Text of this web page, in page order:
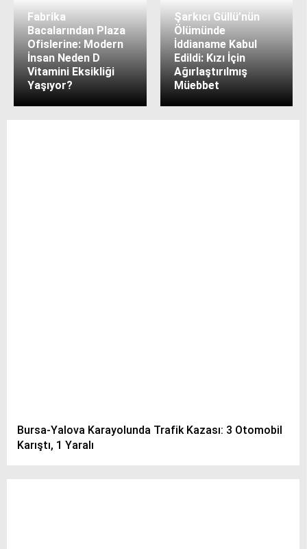
Fabrika
Bacalarından Plaza
Ofislerine: Modern
İnsan Neden D
Vitamini Eksikliği
Yaşıyor?
Şarkıcı Güllü’nün
Ölümünde
İddianame Kabul
Edildi: Kızı İçin
Ağırlaştırılmış
Müebbet
Bursa-Yalova Karayolunda Trafik Kazası: 3 Otomobil
Karıştı, 1 Yaralı